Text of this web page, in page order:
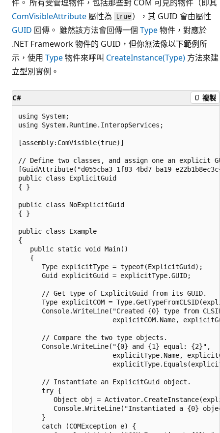
件。 所有受管理物件，包括那些對 COM 可見的物件（即其
ComVisibleAttribute 屬性為 true ），其 GUID 會由屬性
GUID 回傳。 雖然該方法會回傳一個 Type物件，對應於
.NET Framework 物件的 GUID，但你無法像以下範例所
示，使用 Type物件來呼叫 CreateInstance(Type) 方法來建
立型別實例。
C# 複製
using System;
using System.Runtime.InteropServices;
[assembly:ComVisible(true)]
// Define two classes, and assign one an explicit
[GuidAttribute("d055cba3-1f83-4bd7-ba19-
public class ExplicitGuid
{ }
public class NoExplicitGuid
{ }
public class Example
{
   public static void Main()
   {
      Type explicitType = typeof(ExplicitGuid);
      Guid explicitGuid = explicitType.GUID;
      // Get type of ExplicitGuid from its GUID.
Type explicitCOM =
Console.WriteLine("Created {0} type from
explicitCOM.Name,
      // Compare the two type objects.
      Console.WriteLine("{0} and {1} equal: {2}",
explicitType.Name,
      // Instantiate an ExplicitGuid object.
      try {
Object obj =
Console.WriteLine("Instantiated a {0}
      }
      catch (COMException e) {